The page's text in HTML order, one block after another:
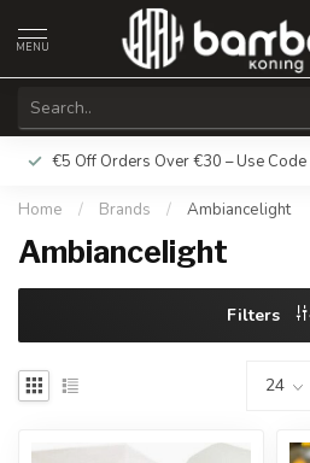
MENU
€5 Off Orders Over €30 – Use Code
Home / Brands / Ambiancelight
Ambiancelight
Filters